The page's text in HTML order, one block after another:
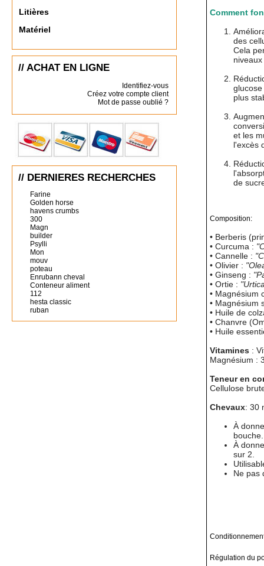
Litières
Matériel
// ACHAT EN LIGNE
Identifiez-vous
Créez votre compte client
Mot de passe oublié ?
// DERNIERES RECHERCHES
Farine
Golden horse
havens crumbs
300
Magn
builder
Psylli
Mon
mouv
poteau
Enrubann cheval
Conteneur aliment
112
hesta classic
ruban
Comment
des
Cela
plus
et les
l'excès
de
Composition:
• Berberis
• Curcuma :
• Cannelle :
• Olivier :
• Ginseng :
• Ortie :
• Magnésium
• Magnésium
• Huile de
• Chanvre
• Huile
Vitamines :
Magnésium :
Teneur en
Cellulose
Chevaux: 30
À
bouche.
À
sur 2.
Ne pas
Régulation du